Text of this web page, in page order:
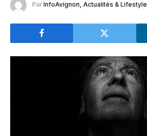
Par InfoAvignon, Actualités & Lifestyle